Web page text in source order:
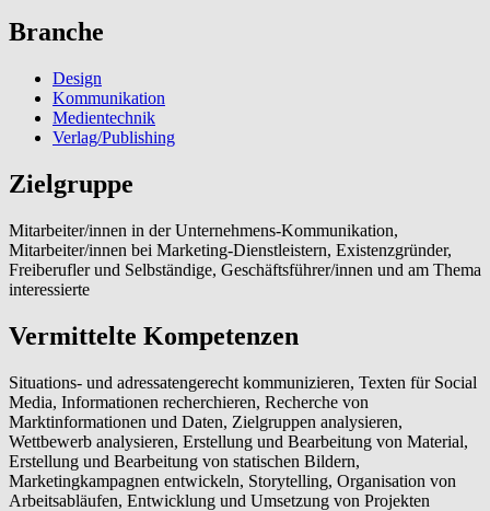
Branche
Design
Kommunikation
Medientechnik
Verlag/Publishing
Zielgruppe
Mitarbeiter/innen in der Unternehmens-Kommunikation,
Mitarbeiter/innen bei Marketing-Dienstleistern, Existenzgründer,
Freiberufler und Selbständige, Geschäftsführer/innen und am Thema
interessierte
Vermittelte Kompetenzen
Situations- und adressatengerecht kommunizieren, Texten für Social
Media, Informationen recherchieren, Recherche von
Marktinformationen und Daten, Zielgruppen analysieren,
Wettbewerb analysieren, Erstellung und Bearbeitung von Material,
Erstellung und Bearbeitung von statischen Bildern,
Marketingkampagnen entwickeln, Storytelling, Organisation von
Arbeitsabläufen, Entwicklung und Umsetzung von Projekten